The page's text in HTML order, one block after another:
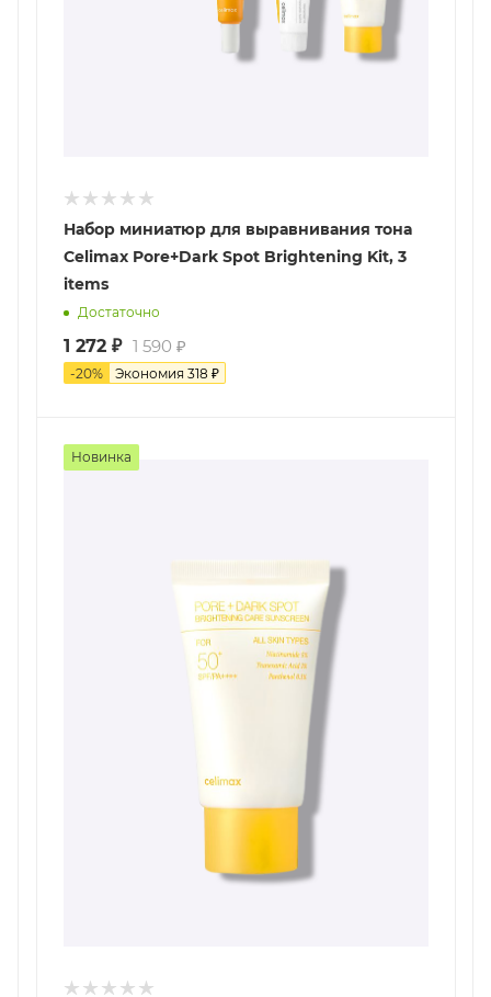
Набор миниатюр для выравнивания тона
Celimax Pore+Dark Spot Brightening Kit, 3
items
Достаточно
1 272 ₽ 1 590 ₽
-20% Экономия 318 ₽
Новинка